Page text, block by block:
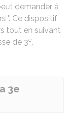
demander à
". Ce dispositif
tout en suivant
de 3e.
3e